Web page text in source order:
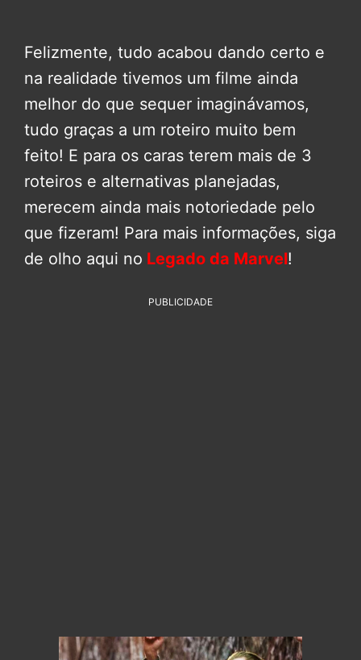
Felizmente, tudo acabou dando certo e
na realidade tivemos um filme ainda
melhor do que sequer imaginávamos,
tudo graças a um roteiro muito bem
feito! E para os caras terem mais de 3
roteiros e alternativas planejadas,
merecem ainda mais notoriedade pelo
que fizeram! Para mais informações, siga
de olho aqui no Legado da Marvel!
PUBLICIDADE